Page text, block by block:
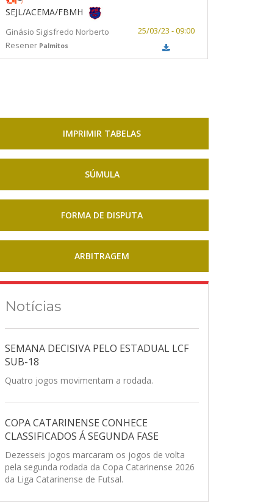
SEJL/ACEMA/FBMH
Ginásio Sigisfredo Norberto
Resener Palmitos
25/03/23 - 09:00
IMPRIMIR TABELAS
SÚMULA
FORMA DE DISPUTA
ARBITRAGEM
Notícias
SEMANA DECISIVA PELO ESTADUAL LCF
SUB-18
Quatro jogos movimentam a rodada.
COPA CATARINENSE CONHECE
CLASSIFICADOS Á SEGUNDA FASE
Dezesseis jogos marcaram os jogos de volta
pela segunda rodada da Copa Catarinense 2026
da Liga Catarinense de Futsal.